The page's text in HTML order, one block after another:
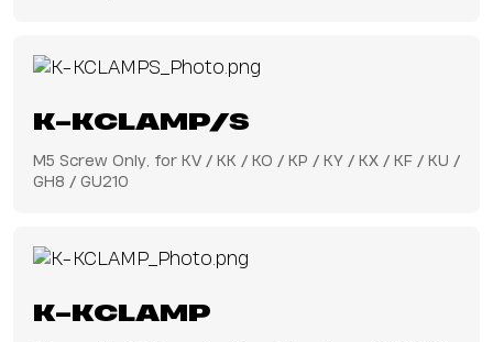
K-KCLAMP/S
M5 Screw Only, for KV / KK / KO / KP / KY / KX / KF / KU /
GH8 / GU210
K-KCLAMP